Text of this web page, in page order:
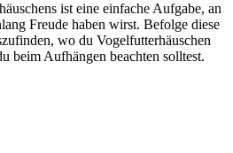
ist eine einfache Aufgabe, an
Freude haben wirst. Befolge diese
wo du Vogelfutterhäuschen
beim Aufhängen beachten solltest.